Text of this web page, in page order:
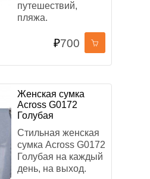
путешествий,
пляжа.
₽700
Женская сумка
Across G0172
Голубая
Стильная женская
сумка Across G0172
Голубая на каждый
день, на выход.